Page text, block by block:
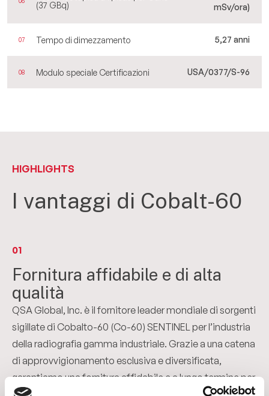
(37 GBq)
mSv/ora)
07 Tempo di dimezzamento 5,27 anni
08 Modulo speciale Certificazioni USA/0377/S-96
HIGHLIGHTS
I vantaggi di Cobalt-60
01
Fornitura affidabile e di alta
qualità
QSA Global, Inc. è il fornitore leader mondiale di sorgenti
sigillate di Cobalto-60 (Co-60) SENTINEL per l’industria
della radiografia gamma industriale. Grazie a una catena
di approvvigionamento esclusiva e diversificata,
garantiamo una fornitura affidabile e a lungo termine per